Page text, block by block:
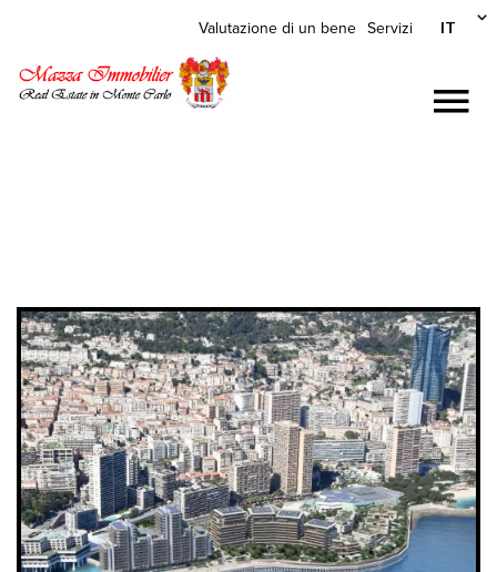
Valutazione di un bene Servizi IT